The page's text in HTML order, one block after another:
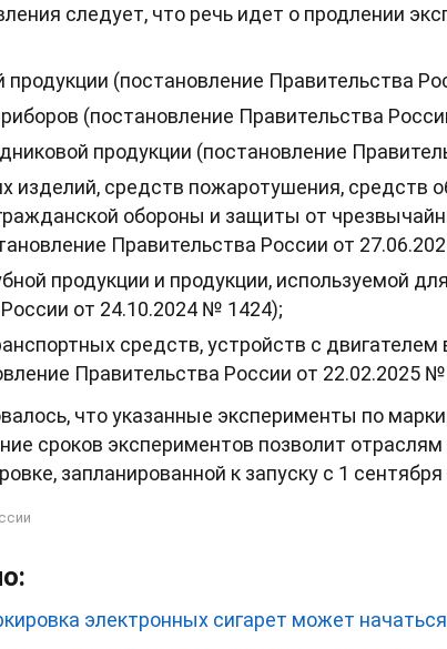
следует, что речь идет о продлении
продукции (постановление Правительства
(постановление Правительства
продукции (постановление
изделий, средств пожаротушения, средств
обороны и защиты от
Правительства России от
продукции и продукции, используемой
от 24.10.2024 № 1424);
средств, устройств с
Правительства России от 22.02.2025 №
что указанные эксперименты по
сроков экспериментов позволит
запланированной к запуску с 1
электронных сигарет может